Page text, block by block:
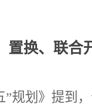
置换、联合
”规划》提到